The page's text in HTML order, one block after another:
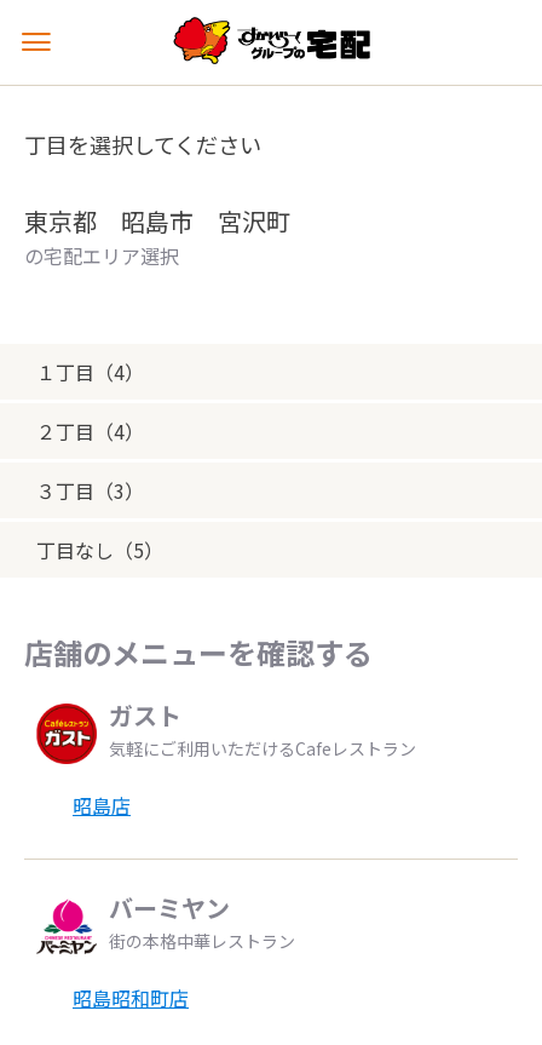
メ
ュ
を
丁目を選択してください
東京都 昭島市 宮沢町
の宅配エリア選択
１丁目（4）
２丁目（4）
３丁目（3）
丁目なし（5）
店舗のメニューを確認する
ガスト
気軽にご利用いただけるCafeレストラン
昭島店
バーミヤン
街の本格中華レストラン
昭島昭和町店